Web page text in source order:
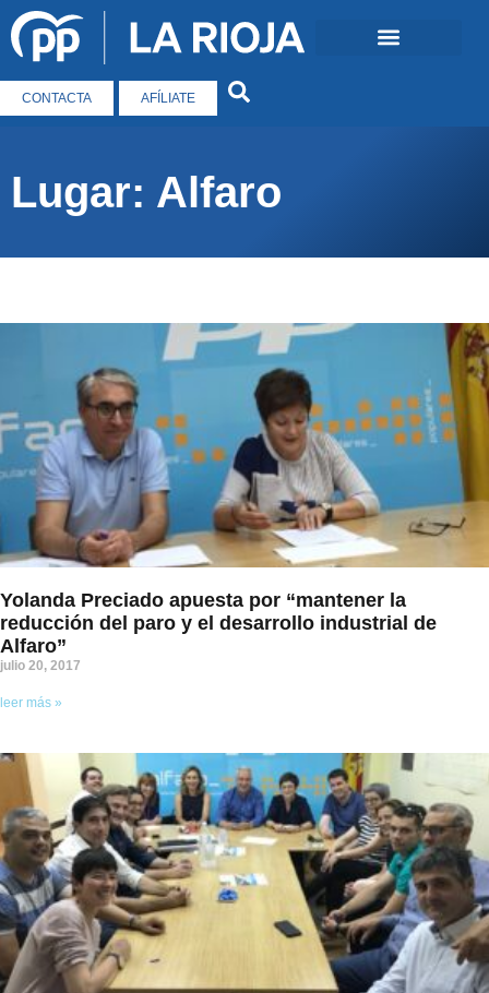
CONTACTA AFÍLIATE
Lugar: Alfaro
Yolanda Preciado apuesta por “mantener la
reducción del paro y el desarrollo industrial de
Alfaro”
julio 20, 2017
leer más »